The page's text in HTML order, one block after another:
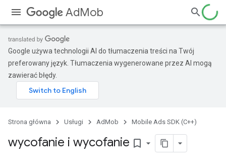
AdMob
Google używa technologii AI do tłumaczenia treści na Twój
preferowany język. Tłumaczenia wygenerowane przez AI mogą
zawierać błędy.
Strona główna Usługi AdMob Mobile Ads SDK (C++)
wycofanie i wycofanie bookmark_border